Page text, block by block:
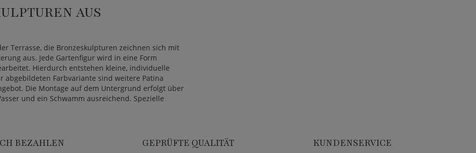
AUS
Terrasse, die Bronzeskulpturen zeichnen sich mit
aus. Jede Gartenfigur wird in eine Form
Hierdurch entstehen kleine, individuelle
abgebildeten Farbvariante sind weitere Patina
Die Montage auf dem Untergrund erfolgt über
und ein Schwamm ausreichend. Spezielle
BEZAHLEN GEPRÜFTE QUALITÄT KUNDENSERVICE